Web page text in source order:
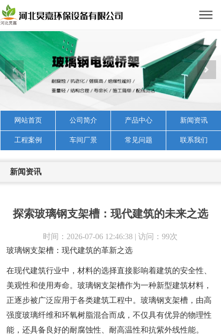
网站首页 公司简介 产品中心 新闻资讯
工程案例 车间厂景 常见问题 联系我们
新闻资讯
探索玻璃钢支架槽：现代建筑的未来之选
时间：2026-07-06 12:46:38 | 访问：99次
玻璃钢支架槽：现代建筑的革新之选
在现代建筑行业中，材料的选择直接影响着建筑的安全性、
美观性和使用寿命。玻璃钢支架槽作为一种新型建筑材料，
正逐步被广泛应用于各类建筑工程中。玻璃钢支架槽，由高
强度玻璃纤维和环氧树脂混合而成，不仅具有优异的物理性
能，还具备良好的耐腐蚀性、耐高温性和抗紫外线性能。